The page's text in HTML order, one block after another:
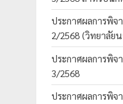
ประกาศผลการพิ
2/2568 (วิทยาลัย
ประกาศผลการพิจ
3/2568
ประกาศผลการพิจ